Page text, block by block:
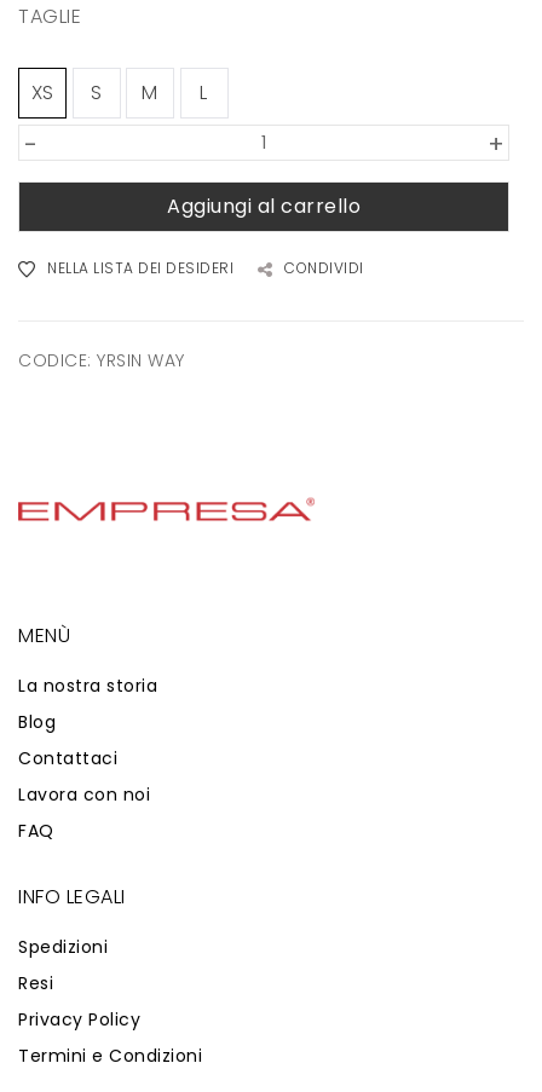
TAGLIE
XS S M L
+
-
Aggiungi al carrello
NELLA LISTA DEI DESIDERI CONDIVIDI
CODICE: YRSIN WAY
MENÙ
La nostra storia
Blog
Contattaci
Lavora con noi
FAQ
INFO LEGALI
Spedizioni
Resi
Privacy Policy
Termini e Condizioni